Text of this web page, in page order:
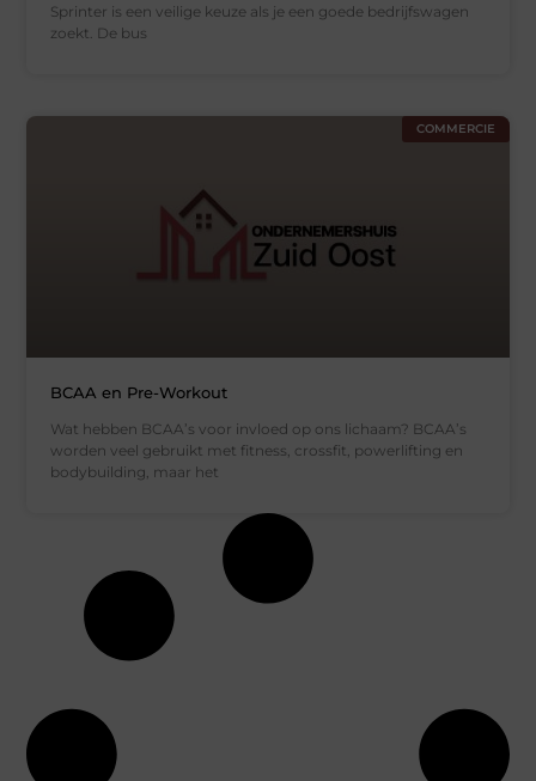
Sprinter is een veilige keuze als je een goede bedrijfswagen
zoekt. De bus
COMMERCIE
BCAA en Pre-Workout
Wat hebben BCAA’s voor invloed op ons lichaam? BCAA’s
worden veel gebruikt met fitness, crossfit, powerlifting en
bodybuilding, maar het